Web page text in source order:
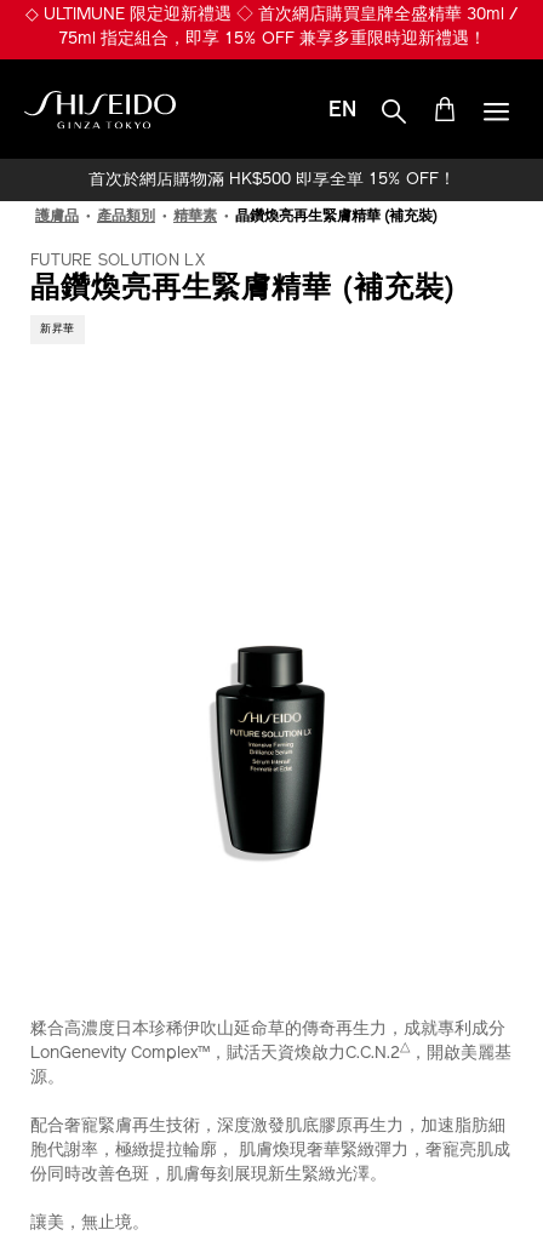
※ 煥發 Plumpy Glowy Skin ※ 入門首選 ULTIMUNE 皇牌全盛精華
30ml 組合 HK$650 (總值 HK$1,010)！
EN
首次於網店購物滿 HK$500 即享全單 15% OFF！
護膚品 產品類別 精華素 晶鑽煥亮再生緊膚精華 (補充裝)
FUTURE SOLUTION LX
晶鑽煥亮再生緊膚精華 (補充裝)
新昇華
lx-
%28%E8%A3%9C%E5%85%85%E8%A3%9D%29-
編
號：
10121263101_hk
糅合高濃度日本珍稀伊吹山延命草的傳奇再生力，成就專利成分
LonGenevity Complex™，賦活天資煥啟力C.C.N.2△ ，開啟美麗基
源。
配合奢寵緊膚再生技術，深度激發肌底膠原再生力，加速脂肪細
胞代謝率，極緻提拉輪廓， 肌膚煥現奢華緊緻彈力，奢寵亮肌成
份同時改善色斑，肌膚每刻展現新生緊緻光澤。
讓美，無止境。